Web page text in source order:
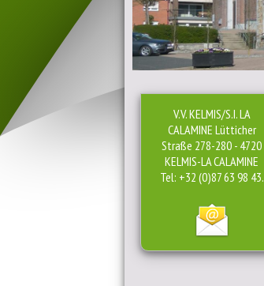
V.V. KELMIS/S.I. LA
CALAMINE Lütticher
Straße 278-280 - 4720
KELMIS-LA CALAMINE
Tel: +32 (0)87 63 98 43.